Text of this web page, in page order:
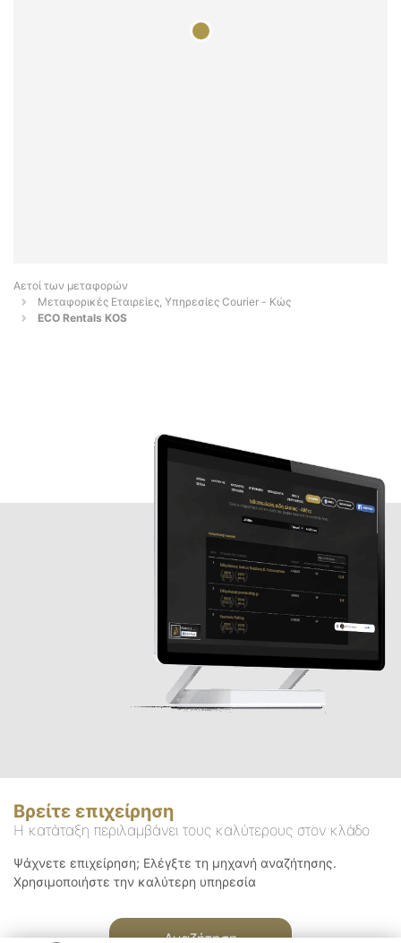
Αετοί των μεταφορών
Μεταφορικές Εταιρείες, Υπηρεσίες Courier - Κώς
ECO Rentals KOS
Βρείτε επιχείρηση
Η κατάταξη περιλαμβάνει τους καλύτερους στον κλάδο
Ψάχνετε επιχείρηση; Ελέγξτε τη μηχανή αναζήτησης.
Χρησιμοποιήστε την καλύτερη υπηρεσία
Αναζήτηση